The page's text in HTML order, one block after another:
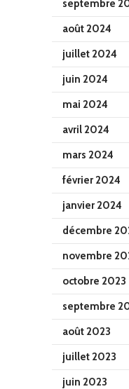
septembre
août 2024
juillet 2024
juin 2024
mai 2024
avril 2024
mars 2024
février 2024
janvier 2024
décembre
novembre
octobre 2023
septembre
août 2023
juillet 2023
juin 2023